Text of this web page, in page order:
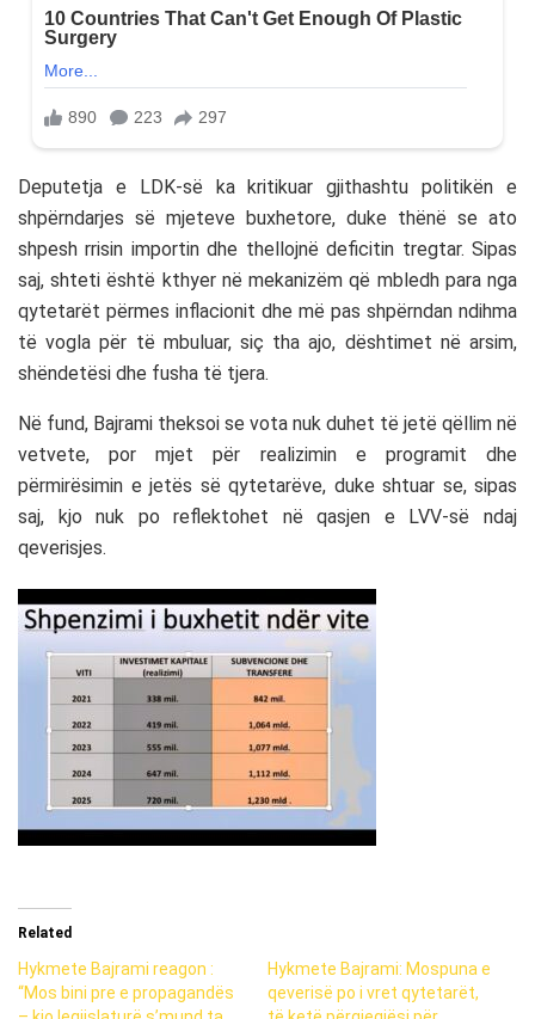
Deputetja e LDK-së ka kritikuar gjithashtu politikën e
shpërndarjes së mjeteve buxhetore, duke thënë se ato
shpesh rrisin importin dhe thellojnë deficitin tregtar. Sipas
saj, shteti është kthyer në mekanizëm që mbledh para nga
qytetarët përmes inflacionit dhe më pas shpërndan ndihma
të vogla për të mbuluar, siç tha ajo, dështimet në arsim,
shëndetësi dhe fusha të tjera.
Në fund, Bajrami theksoi se vota nuk duhet të jetë qëllim në
vetvete, por mjet për realizimin e programit dhe
përmirësimin e jetës së qytetarëve, duke shtuar se, sipas
saj, kjo nuk po reflektohet në qasjen e LVV-së ndaj
qeverisjes.
Related
Hykmete Bajrami reagon :
“Mos bini pre e propagandës
Hykmete Bajrami: Mospuna e
qeverisë po i vret qytetarët,